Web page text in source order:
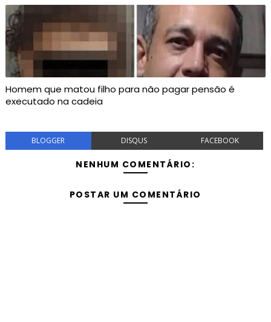
Homem que matou filho para não pagar pensão é
executado na cadeia
BLOGGER DISQUS FACEBOOK
NENHUM COMENTÁRIO:
POSTAR UM COMENTÁRIO